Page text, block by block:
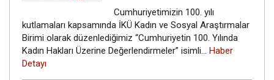
Cumhuriyetimizin 100. yılı
kutlamaları kapsamında İKÜ Kadın ve Sosyal Araştırmalar
Birimi olarak düzenlediğimiz “Cumhuriyetin 100. Yılında
Kadın Hakları Üzerine Değerlendirmeler” isimli… Haber
Detayı